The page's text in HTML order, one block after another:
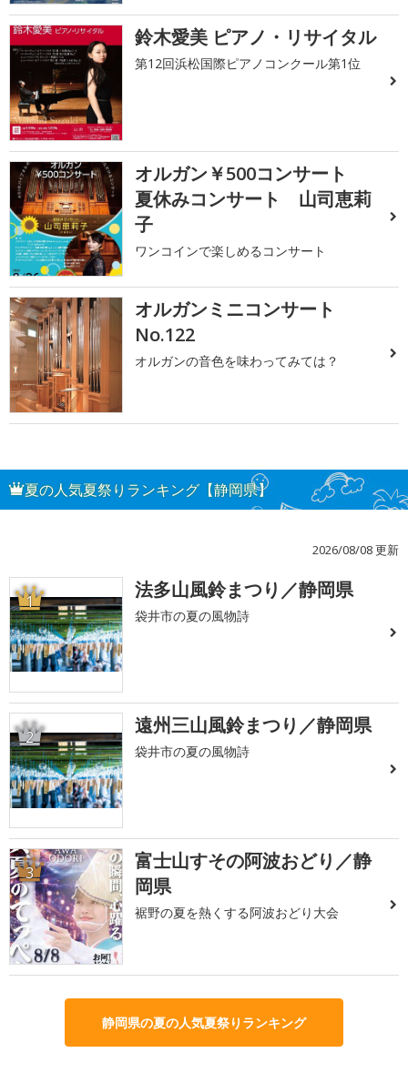
鈴木愛美 ピアノ・リサイタル
第12回浜松国際ピアノコンクール第1位
オルガン￥500コンサート
夏休みコンサート 山司恵莉
子
ワンコインで楽しめるコンサート
オルガンミニコンサート
No.122
オルガンの音色を味わってみては？
夏の人気夏祭りランキング【静岡県】
2026/08/08 更新
1 法多山風鈴まつり／静岡県
袋井市の夏の風物詩
2 遠州三山風鈴まつり／静岡県
袋井市の夏の風物詩
3
富士山すその阿波おどり／静
岡県
裾野の夏を熱くする阿波おどり大会
静岡県の夏の人気夏祭りランキング